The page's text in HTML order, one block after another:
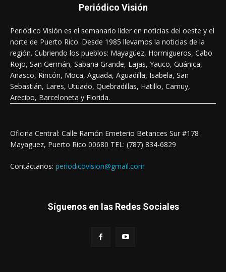
Periódico Visión
Periódico Visión es el semanario líder en noticias del oeste y el
norte de Puerto Rico. Desde 1985 llevamos la noticias de la
región. Cubriendo los pueblos: Mayagüez, Hormigueros, Cabo
Rojo, San Germán, Sabana Grande, Lajas, Yauco, Guánica,
Añasco, Rincón, Moca, Aguada, Aguadilla, Isabela, San
Sebastián, Lares, Utuado, Quebradillas, Hatillo, Camuy,
Arecibo, Barceloneta y Florida.
Oficina Central: Calle Ramón Emeterio Betances Sur #178
Mayaguez, Puerto Rico 00680 TEL: (787) 834-6829
Contáctanos: periodicovision@gmail.com
Síguenos en las Redes Sociales